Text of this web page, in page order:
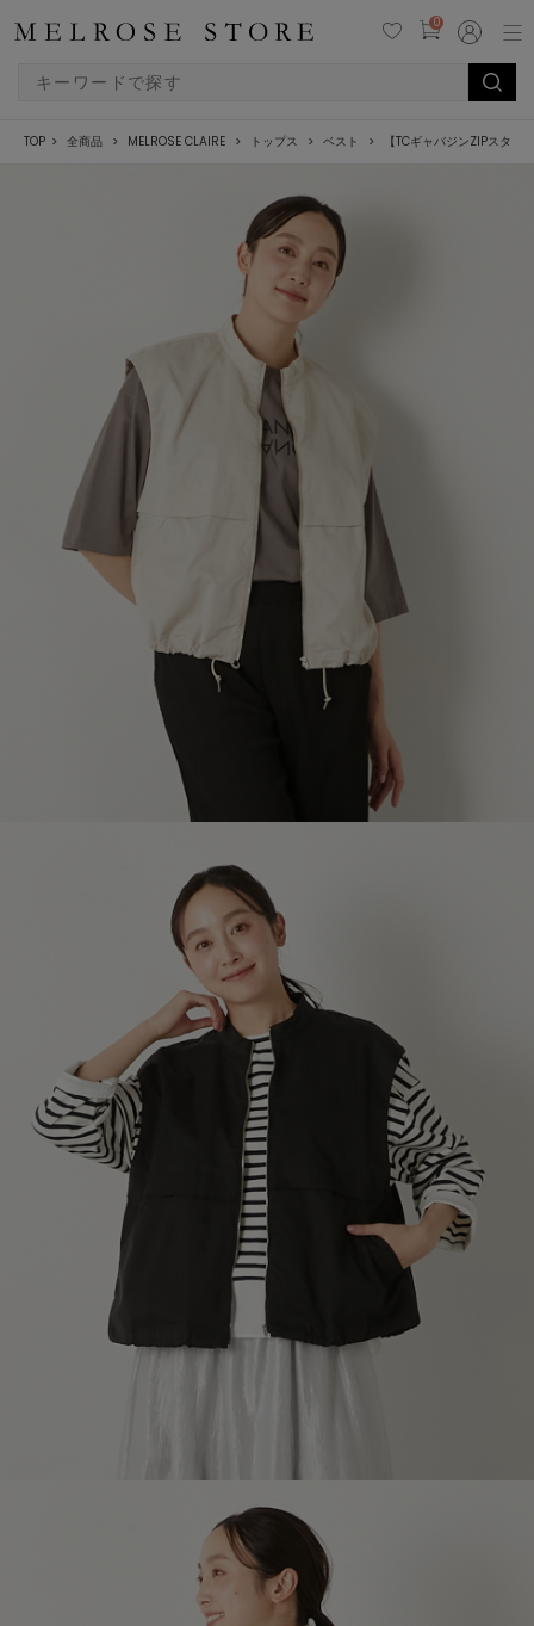
0
TOP 全商品 MELROSE CLAIRE トップス ベスト 【TCギャバジンZIPスタン